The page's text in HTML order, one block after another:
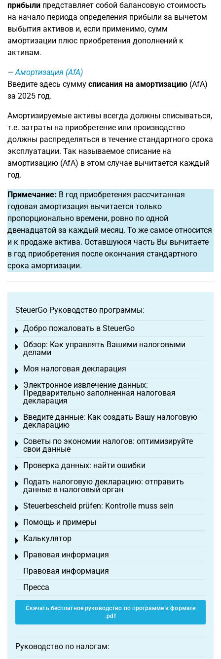
прибыли представляет собой балансовую стоимость
на начало периода определения прибыли за вычетом
выбытия активов и, если применимо, сумм
амортизации плюс приобретения дополнений к
активам.
Амортизация (AfA)
Введите здесь сумму списания на амортизацию (AfA)
за 2025 год.
Амортизируемые активы всегда должны списываться,
т.е. затраты на приобретение или производство
должны распределяться в течение стандартного срока
эксплуатации. Так называемое списание на
амортизацию (AfA) в этом случае вычитается каждый
год.
Примечание: В год приобретения рассчитанная
годовая амортизация вычитается только
пропорционально времени, ровно по одной
двенадцатой за каждый месяц. То же самое относится
и к продаже актива. Оставшуюся часть Вы вычитаете
в год приобретения после окончания стандартного
срока амортизации.
SteuerGo Руководство программы:
Добро пожаловать в SteuerGo
Toggle menu
Обзор: Как управлять Вашими налоговыми
делами
Toggle menu
Моя налоговая декларация
Toggle menu
Электронное извлечение данных:
Предварительно заполненная налоговая
декларация
Toggle menu
Введите данные: Как создать Вашу налоговую
декларацию
Toggle menu
Советы по экономии налогов: оптимизируйте
свои данные
Toggle menu
Проверка данных: найти ошибки
Toggle menu
Подать налоговую декларацию: отправить
данные в налоговый орган
Toggle menu
Steuerbescheid prüfen: Kontrolle muss sein
Toggle menu
Помощь и примеры
Toggle menu
Калькулятор
Toggle menu
Правовая информация
Toggle menu
Правовая информация
Пресса
Скачать бесплатное руководство по программе в формате
.pdf
Руководство по налогам: